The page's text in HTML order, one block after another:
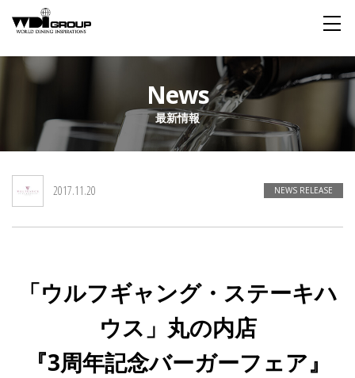
About WDI
WDI STANDARD
私たちが大切にするもの 舞台は世界
Social Responsibility Sustainability
Restaurant
Wedding
News
最新情報
2017.11.20 NEWS RELEASE
「ウルフギャング・ステーキハ
ウス」丸の内店
『3周年記念バーガーフェア』